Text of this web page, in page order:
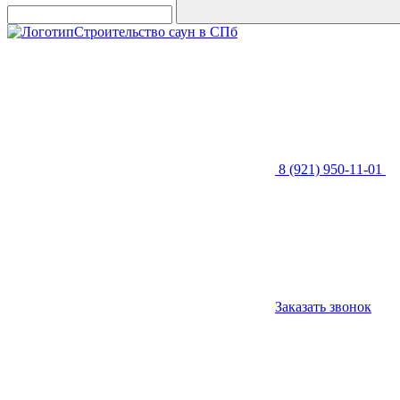
Строительство саун в СПб
8 (921) 950-11-01
Заказать звонок